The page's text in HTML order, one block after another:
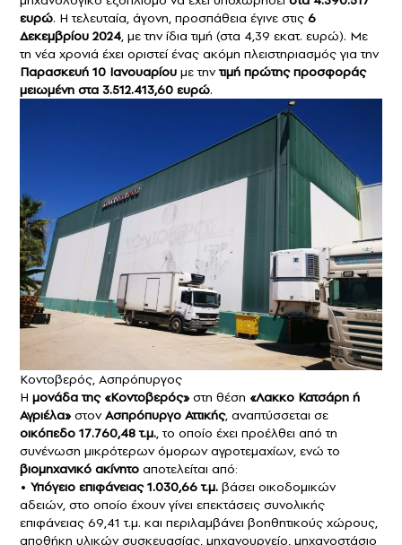
ευρώ. Η τελευταία, άγονη, προσπάθεια έγινε στις 6
Δεκεμβρίου 2024, με την ίδια τιμή (στα 4,39 εκατ. ευρώ). Με
τη νέα χρονιά έχει οριστεί ένας ακόμη πλειστηριασμός για την
Παρασκευή 10 Ιανουαρίου με τηντιμή πρώτης προσφοράς
μειωμένη στα 3.512.413,60 ευρώ.
Κοντοβερός, Ασπρόπυργος
Η μονάδα της «Κοντοβερός» στη θέση «Λακκο Κατσάρη ή
Αγριέλα» στονΑσπρόπυργο Αττικής, αναπτύσσεται σε
οικόπεδο 17.760,48 τ.μ., το οποίο έχει προέλθει από τη
συνένωση μικρότερων όμορων αγροτεμαχίων, ενώ το
βιομηχανικό ακίνητο αποτελείται από:
• Υπόγειο επιφάνειας 1.030,66 τ.μ. βάσει οικοδομικών
αδειών, στο οποίο έχουν γίνει επεκτάσεις συνολικής
επιφάνειας 69,41 τ.μ. και περιλαμβάνει βοηθητικούς χώρους,
αποθήκη υλικών συσκευασίας, μηχανουργείο, μηχανοστάσιο